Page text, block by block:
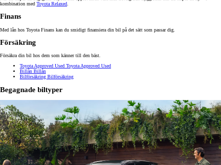
kombination med Toyota Relaxed
Finans
Med lån hos Toyota Finans kan du smidigt finansiera din bil på det sätt som passar dig.
Försäkring
Försäkra din bil hos dem som känner till den bäst.
Toyota Approved Used Toyota Approved Used
Billån Billån
Bilförsäkring Bilförsäkring
Begagnade biltyper